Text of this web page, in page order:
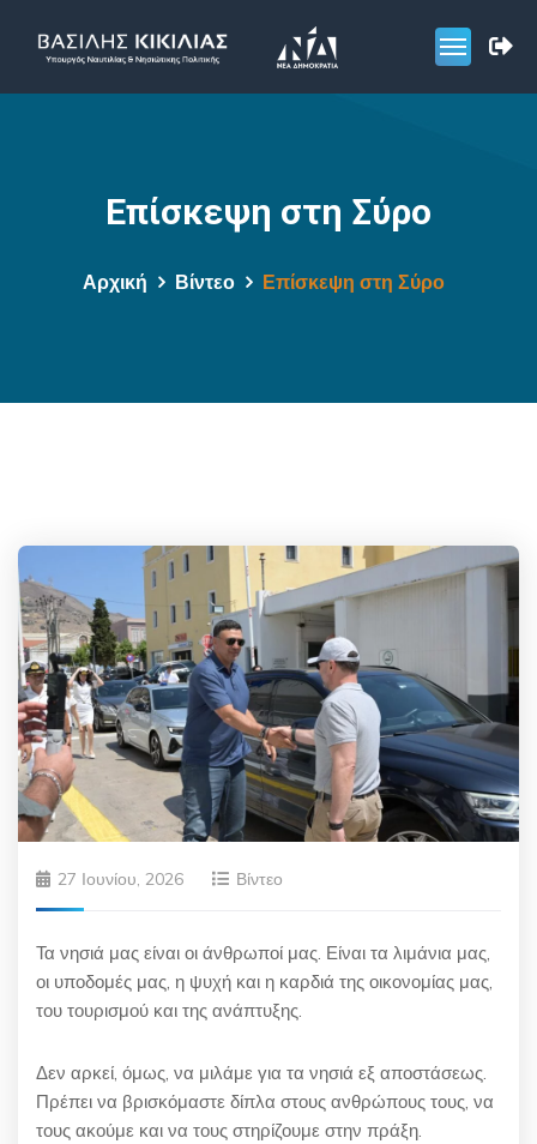
Επίσκεψη στη Σύρο
Αρχική Βίντεο Επίσκεψη στη Σύρο
27 Ιουνίου, 2026 Βίντεο
Τα νησιά μας είναι οι άνθρωποί μας. Είναι τα λιμάνια μας,
οι υποδομές μας, η ψυχή και η καρδιά της οικονομίας μας,
του τουρισμού και της ανάπτυξης.
Δεν αρκεί, όμως, να μιλάμε για τα νησιά εξ αποστάσεως.
Πρέπει να βρισκόμαστε δίπλα στους ανθρώπους τους, να
τους ακούμε και να τους στηρίζουμε στην πράξη.